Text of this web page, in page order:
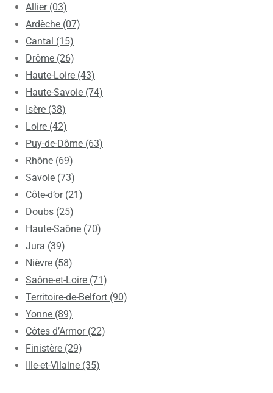
Allier (03)
Ardèche (07)
Cantal (15)
Drôme (26)
Haute-Loire (43)
Haute-Savoie (74)
Isère (38)
Loire (42)
Puy-de-Dôme (63)
Rhône (69)
Savoie (73)
Côte-d’or (21)
Doubs (25)
Haute-Saône (70)
Jura (39)
Nièvre (58)
Saône-et-Loire (71)
Territoire-de-Belfort (90)
Yonne (89)
Côtes d’Armor (22)
Finistère (29)
Ille-et-Vilaine (35)